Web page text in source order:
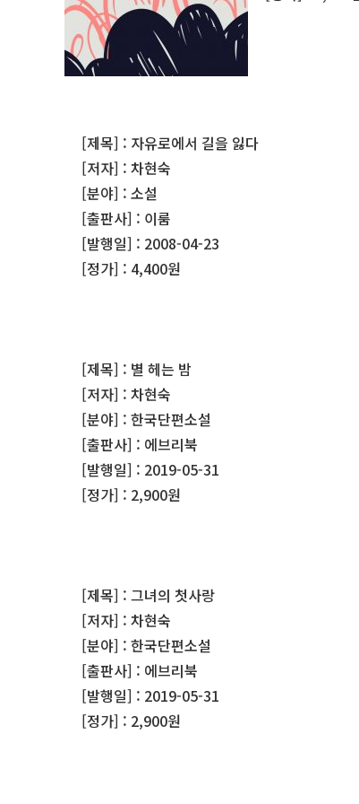
[제목] : 자유로에서 길을 잃다
[저자] : 차현숙
[분야] : 소설
[출판사] : 이룸
[발행일] : 2008-04-23
[정가] : 4,400원
[제목] : 별 헤는 밤
[저자] : 차현숙
[분야] : 한국단편소설
[출판사] : 에브리북
[발행일] : 2019-05-31
[정가] : 2,900원
[제목] : 그녀의 첫사랑
[저자] : 차현숙
[분야] : 한국단편소설
[출판사] : 에브리북
[발행일] : 2019-05-31
[정가] : 2,900원